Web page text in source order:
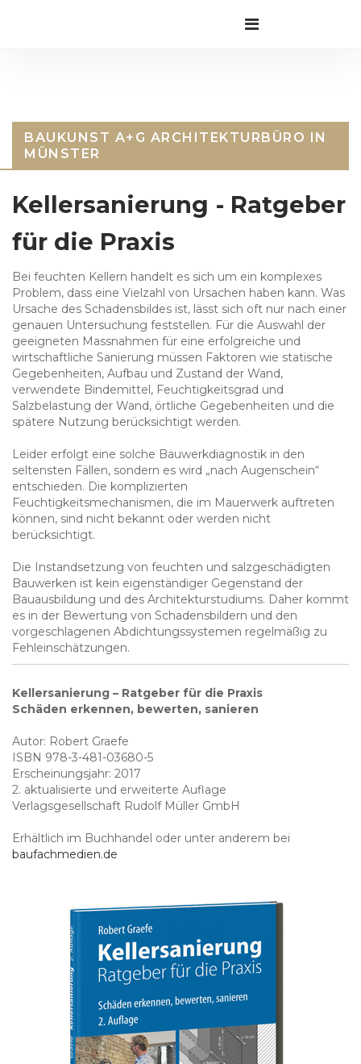
BAUKUNST A+G ARCHITEKTURBÜRO IN
MÜNSTER
Kellersanierung - Ratgeber
für die Praxis
Bei feuchten Kellern handelt es sich um ein komplexes
Problem, dass eine Vielzahl von Ursachen haben kann. Was
Ursache des Schadensbildes ist, lässt sich oft nur nach einer
genauen Untersuchung feststellen. Für die Auswahl der
geeigneten Massnahmen für eine erfolgreiche und
wirtschaftliche Sanierung müssen Faktoren wie statische
Gegebenheiten, Aufbau und Zustand der Wand,
verwendete Bindemittel, Feuchtigkeitsgrad und
Salzbelastung der Wand, örtliche Gegebenheiten und die
spätere Nutzung berücksichtigt werden.
Leider erfolgt eine solche Bauwerkdiagnostik in den
seltensten Fällen, sondern es wird „nach Augenschein“
entschieden. Die komplizierten
Feuchtigkeitsmechanismen, die im Mauerwerk auftreten
können, sind nicht bekannt oder werden nicht
berücksichtigt.
Die Instandsetzung von feuchten und salzgeschädigten
Bauwerken ist kein eigenständiger Gegenstand der
Bauausbildung und des Architekturstudiums. Daher kommt
es in der Bewertung von Schadensbildern und den
vorgeschlagenen Abdichtungssystemen regelmäßig zu
Fehleinschätzungen.
Kellersanierung – Ratgeber für die Praxis
Schäden erkennen, bewerten, sanieren
Autor: Robert Graefe
ISBN 978-3-481-03680-5
Erscheinungsjahr: 2017
2. aktualisierte und erweiterte Auflage
Verlagsgesellschaft Rudolf Müller GmbH
Erhältlich im Buchhandel oder unter anderem bei
baufachmedien.de